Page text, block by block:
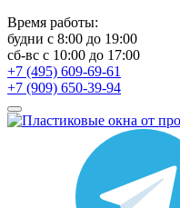
Время работы:
будни с 8:00 до 19:00
сб-вс с 10:00 до 17:00
+7 (495) 609-69-61
+7 (909) 650-39-94